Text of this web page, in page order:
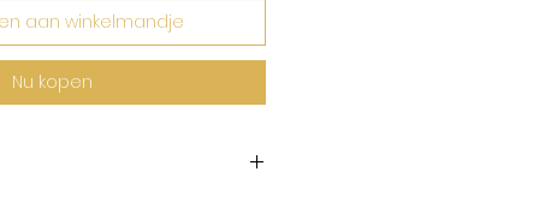
aan winkelmandje
Nu kopen